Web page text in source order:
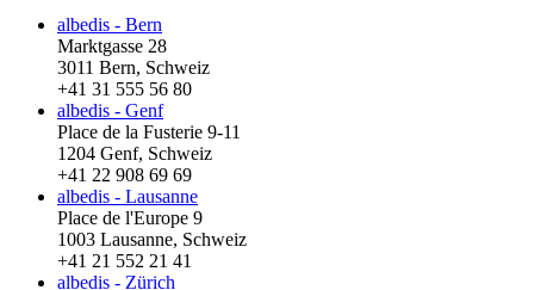
albedis - Bern
Marktgasse 28
3011 Bern, Schweiz
+41 31 555 56 80
albedis - Genf
Place de la Fusterie 9-11
1204 Genf, Schweiz
+41 22 908 69 69
albedis - Lausanne
Place de l'Europe 9
1003 Lausanne, Schweiz
+41 21 552 21 41
albedis - Zürich